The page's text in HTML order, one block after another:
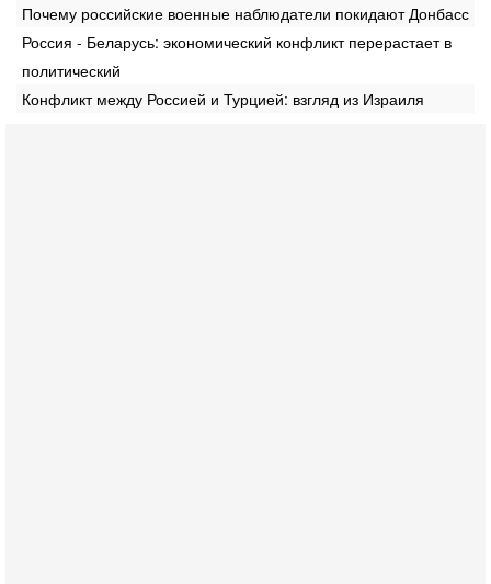
Почему российские военные наблюдатели покидают Донбасс
Россия - Беларусь: экономический конфликт перерастает в
политический
Конфликт между Россией и Турцией: взгляд из Израиля